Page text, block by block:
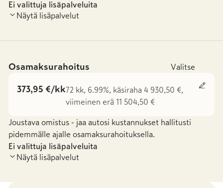
Ei valittuja lisäpalveluita
Näytä lisäpalvelut
Osamaksurahoitus Valitse
373,95 €/kk72 kk, 6.99%, käsiraha 4 930,50 €,
viimeinen erä 11 504,50 €
Joustava omistus - jaa autosi kustannukset hallitusti
pidemmälle ajalle osamaksurahoituksella.
Ei valittuja lisäpalveluita
Näytä lisäpalvelut